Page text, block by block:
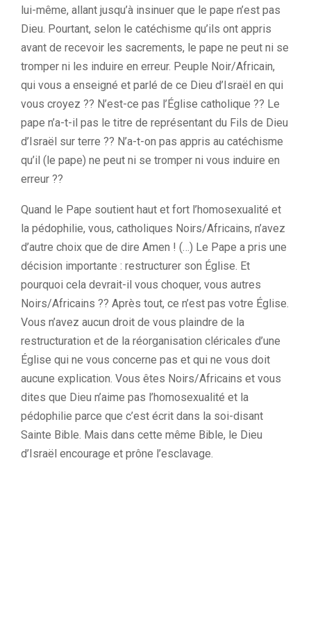
lui-même, allant jusqu’à insinuer que le pape n’est pas
Dieu. Pourtant, selon le catéchisme qu’ils ont appris
avant de recevoir les sacrements, le pape ne peut ni se
tromper ni les induire en erreur. Peuple Noir/Africain,
qui vous a enseigné et parlé de ce Dieu d’Israël en qui
vous croyez ?? N’est-ce pas l’Église catholique ?? Le
pape n’a-t-il pas le titre de représentant du Fils de Dieu
d’Israël sur terre ?? N’a-t-on pas appris au catéchisme
qu’il (le pape) ne peut ni se tromper ni vous induire en
erreur ??
Quand le Pape soutient haut et fort l’homosexualité et
la pédophilie, vous, catholiques Noirs/Africains, n’avez
d’autre choix que de dire Amen ! (…) Le Pape a pris une
décision importante : restructurer son Église. Et
pourquoi cela devrait-il vous choquer, vous autres
Noirs/Africains ?? Après tout, ce n’est pas votre Église.
Vous n’avez aucun droit de vous plaindre de la
restructuration et de la réorganisation cléricales d’une
Église qui ne vous concerne pas et qui ne vous doit
aucune explication. Vous êtes Noirs/Africains et vous
dites que Dieu n’aime pas l’homosexualité et la
pédophilie parce que c’est écrit dans la soi-disant
Sainte Bible. Mais dans cette même Bible, le Dieu
d’Israël encourage et prône l’esclavage.